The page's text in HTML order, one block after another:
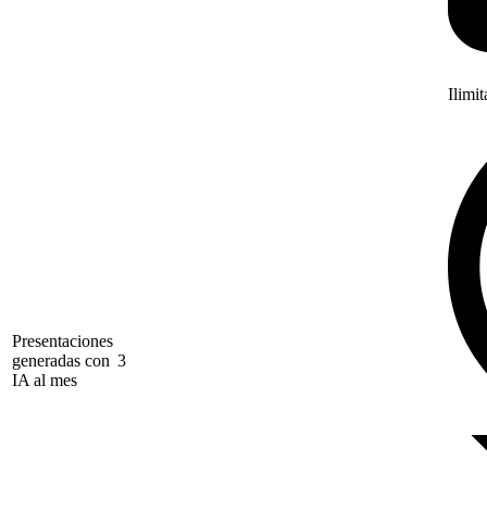
Presentaciones
generadas con
IA al mes
3